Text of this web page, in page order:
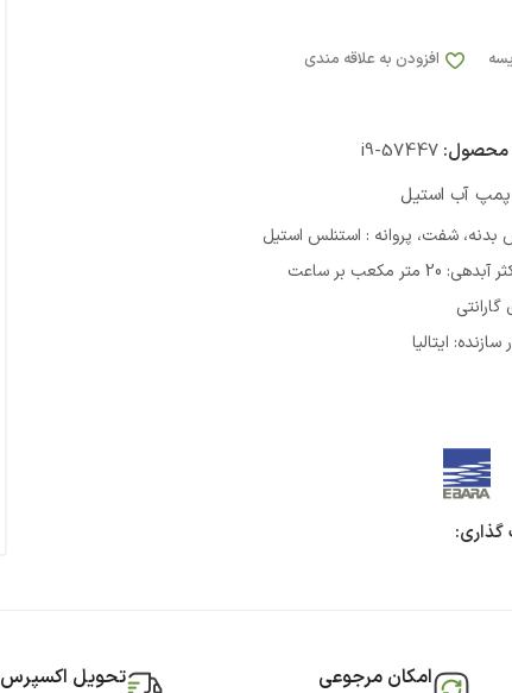
افزودن به علاقه مندی
محصول:i9-57447
پمپ آب استیل
شفت، پروانه : استنلس استیل
20 متر مکعب بر ساعت
گارانتی
ایتالیا
گذاری:
امکان مرجوعی تحویل اکسپرس